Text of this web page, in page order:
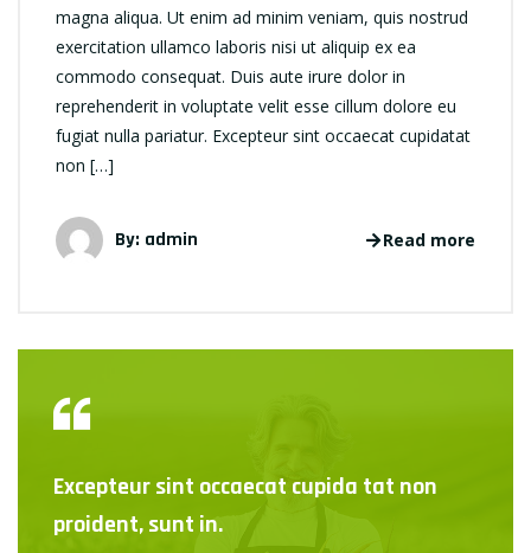
magna aliqua. Ut enim ad minim veniam, quis nostrud
exercitation ullamco laboris nisi ut aliquip ex ea
commodo consequat. Duis aute irure dolor in
reprehenderit in voluptate velit esse cillum dolore eu
fugiat nulla pariatur. Excepteur sint occaecat cupidatat
non […]
By: admin Read more
Excepteur sint occaecat cupida tat non
proident, sunt in.